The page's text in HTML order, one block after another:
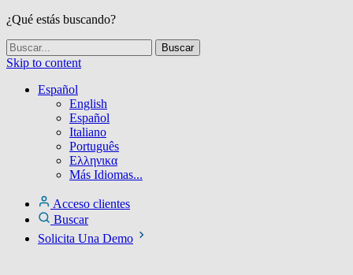
¿Qué estás buscando?
Skip to content
Español
English
Español
Italiano
Português
Ελληνικα
Más Idiomas...
Acceso clientes
Buscar
Solicita Una Demo